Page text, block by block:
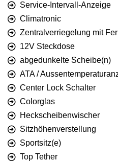
Service-Intervall-Anzeige
Climatronic
Zentralverriegelung mit
12V Steckdose
abgedunkelte Scheibe(n)
ATA /
Center Lock Schalter
Colorglas
Heckscheibenwischer
Sitzhöhenverstellung
Sportsitz(e)
Top Tether